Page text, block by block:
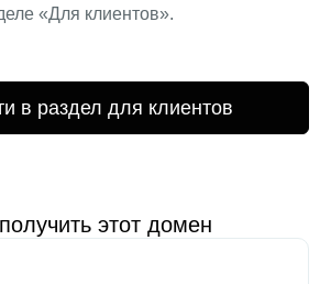
«Для клиентов».
в раздел для клиентов
этот домен